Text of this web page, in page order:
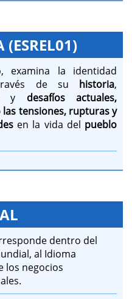
examina la identidad
de su historia,
y desafíos actuales,
tensiones, rupturas y
en la vida del pueblo
dentro del
al Idioma
los negocios